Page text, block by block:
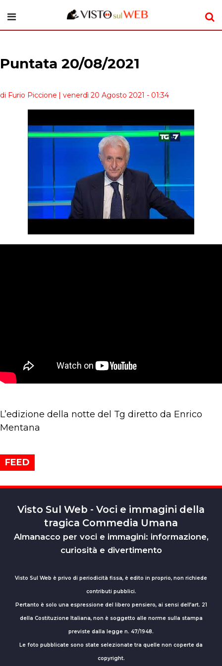
Puntata 20/08/2021
di Furio Piccione | venerdì 20 Agosto 2021 - 01:34
L’edizione della notte del Tg diretto da Enrico
Mentana
FEED
Visto Sul Web - Voci e immagini della
tragica Commedia Umana
Almanacco per voci e immagini: informazione,
curiosità e divertimento
Visto Sul Web è privo di periodicità fissa, è edito in proprio, non richiede
contributi pubblici.
Pertanto è solo una espressione del libero pensiero, ai sensi dell’art. 21
della Costituzione Italiana, non è soggetto alle norme sulla stampa
previste dalla legge n. 47/1948.
Le foto pubblicate sono state selezionate tra quelle non coperte da
copyright.